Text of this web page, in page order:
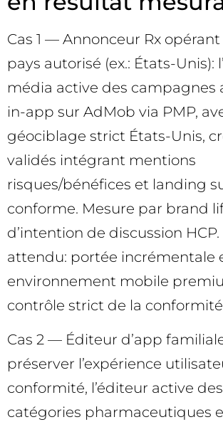
Cas 1 — Annonceur Rx
pays autorisé (ex.: États-Unis):
média active des campagnes
in-app sur AdMob via PMP,
géociblage strict États-Unis,
validés intégrant mentions
risques/bénéfices et landing
conforme. Mesure par brand
d’intention de discussion
attendu: portée incrémentale
environnement mobile
contrôle strict de la
Cas 2 — Éditeur d’app
préserver l’expérience
conformité, l’éditeur active
catégories pharmaceutiques